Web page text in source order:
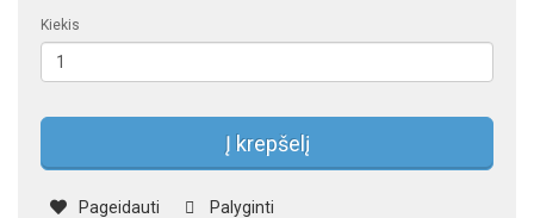
Kiekis
Į krepšelį
Pageidauti Palyginti